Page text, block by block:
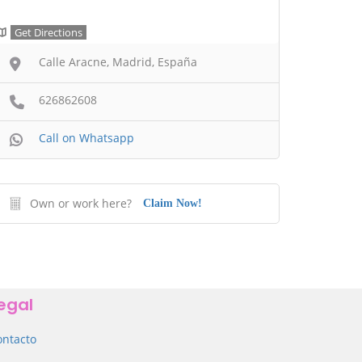
Get Directions
Calle Aracne, Madrid, España
626862608
Call on Whatsapp
Own or work here? Claim Now!